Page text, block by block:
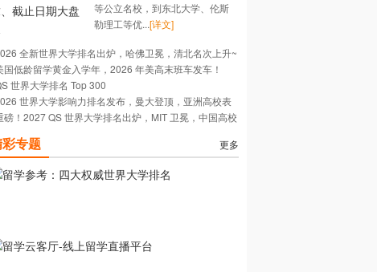
等公立名校，到东北大学、伦斯
勒理工等优...[详文]
全新世界大学排名出炉，哈佛卫冕，清北名次上升~
国低龄留学黄金入学年，2026 年美高末班车发车！
世界大学排名 Top 300
世界大学影响力排名发布，曼大登顶，亚洲高校表
突出~
磅！2027 QS 世界大学排名出炉，MIT 卫冕，中国高校
彩专题 更多